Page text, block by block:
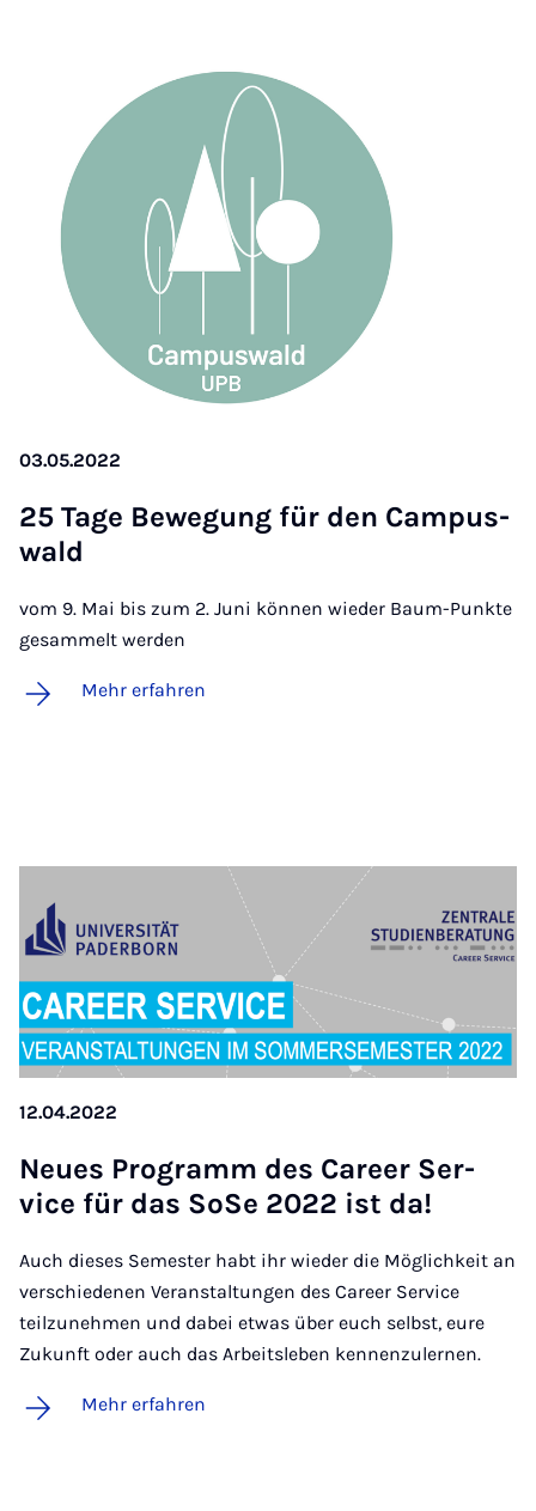
03.05.2022
25 Ta­ge Be­we­gung für den Cam­pus­
wald
vom 9. Mai bis zum 2. Juni können wieder Baum-Punkte
gesammelt werden
Mehr erfahren
12.04.2022
Neu­es Pro­gramm des Care­er Ser­
vice für das So­Se 2022 ist da!
Auch dieses Semester habt ihr wieder die Möglichkeit an
verschiedenen Veranstaltungen des Career Service
teilzunehmen und dabei etwas über euch selbst, eure
Zukunft oder auch das Arbeitsleben kennenzulernen.
Mehr erfahren